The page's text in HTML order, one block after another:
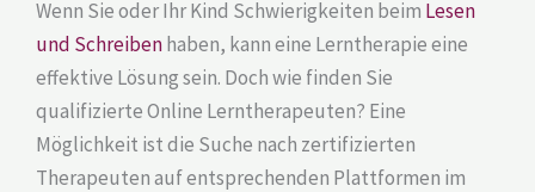
Wenn Sie oder Ihr Kind Schwierigkeiten beim Lesen
und Schreibenhaben, kann eine Lerntherapie eine
effektive Lösung sein. Doch wie finden Sie
qualifizierte Online Lerntherapeuten? Eine
Möglichkeit ist die Suche nach zertifizierten
Therapeuten auf entsprechenden Plattformen im